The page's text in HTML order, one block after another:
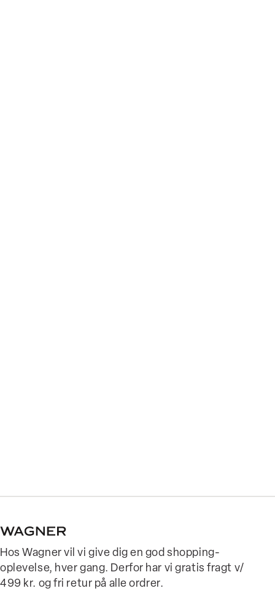
Hos Wagner vil vi give dig en god shopping-
oplevelse, hver gang. Derfor har vi gratis fragt v/
499 kr. og fri retur på alle ordrer.